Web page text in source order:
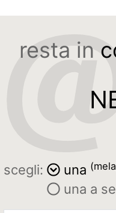
resta in
scegli: una
una a